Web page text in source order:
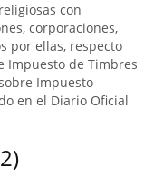
con
corporaciones,
por ellas, respecto
Impuesto de Timbres
Impuesto
en el Diario Oficial